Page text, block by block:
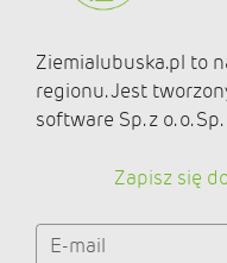
Ziemialubuska.pl to
regionu. Jest
software Sp. z o. o.
Zapisz się
E-mail